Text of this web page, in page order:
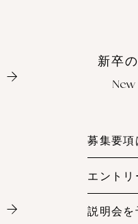
新卒
募集要項
エントリ
説明会を